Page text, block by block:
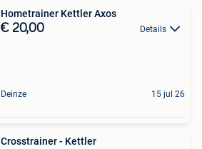
Hometrainer Kettler Axos
€ 20,00 Details
Deinze 15 jul 26
Crosstrainer - Kettler